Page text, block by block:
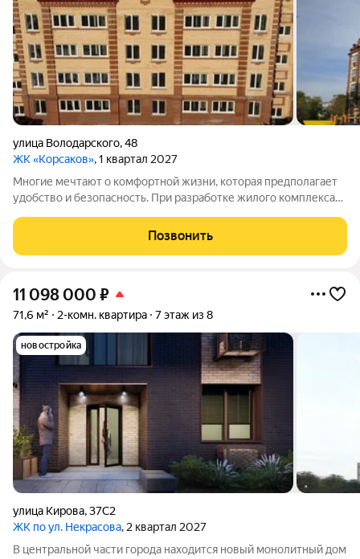
улица Володарского,48
ЖК «Корсаков», 1 квартал 2027
Многие мечтают о комфортной жизни, которая предполагает
удобство и безопасность. При разработке жилого комплекса
жильцов и старались создать пространство, которое будет
отвечать вашим ожиданиям.
Позвонить
11 098 000 ₽
71,6 м² 2-комн. квартира 7 этаж из 8
новостройка
улица Кирова,37С2
ЖК по ул. Некрасова, 2 квартал 2027
В центральной части города находится новый монолитный дом